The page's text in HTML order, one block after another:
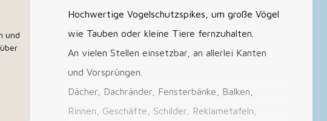
und
Hochwertige Vogelschutzspikes, um große Vögel
wie Tauben oder kleine Tiere fernzuhalten.
An vielen Stellen einsetzbar, an allerlei Kanten
und Vorsprüngen.
Dächer, Dachränder, Fensterbänke, Balken,
Rinnen, Geschäfte, Schilder, Reklametafeln,